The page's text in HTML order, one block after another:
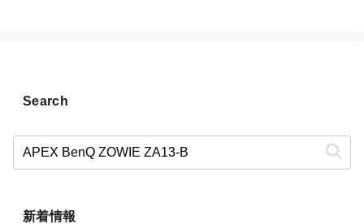
Search
新着情報